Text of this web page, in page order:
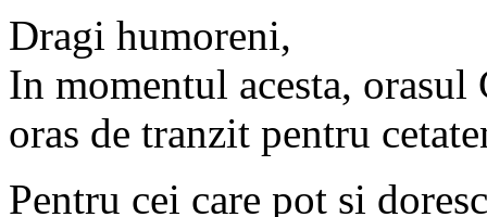
Dragi humoreni,
In momentul acesta,
oras de tranzit pentru
Pentru cei care pot si